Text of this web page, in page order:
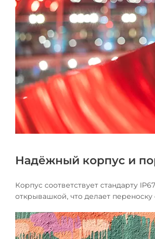
Надёжный корпус и
Корпус соответствует стандарту
открывашкой, что делает